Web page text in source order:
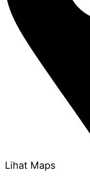
Lihat Maps